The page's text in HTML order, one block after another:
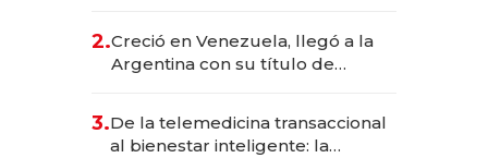
2.Creció en Venezuela, llegó a la
Argentina con su título de
las marcas "fast premium"
3.De la telemedicina transaccional
al bienestar inteligente: la